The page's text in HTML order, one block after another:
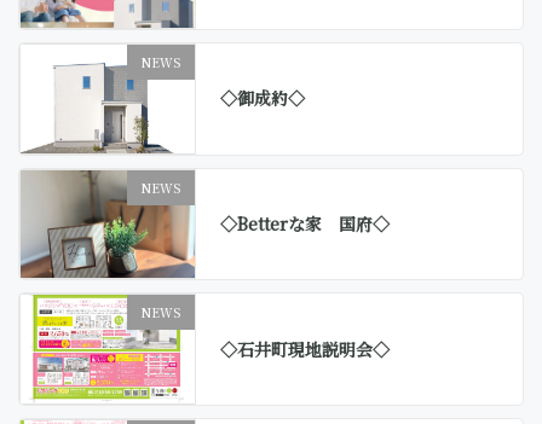
NEWS
◇御成約◇
NEWS
◇Betterな家 国府◇
NEWS
◇石井町現地説明会◇